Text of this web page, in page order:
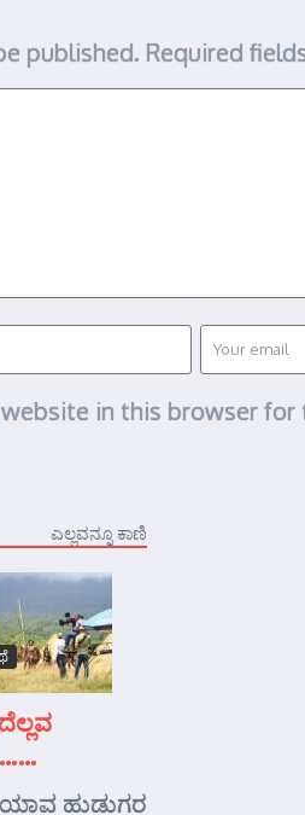
published. Required
website in this browser
ಎಲ್ಲವನ್ನೂ ಕಾಣಿ
ಹುಡುಗರ